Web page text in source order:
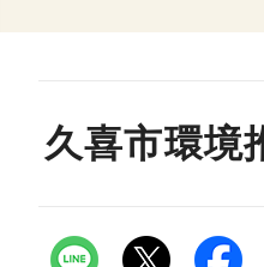
久喜市環境